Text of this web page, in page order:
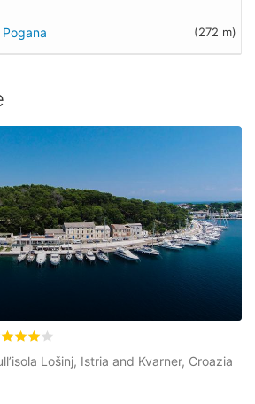
(272 m)
4
Lošinj, Istria and Kvarner, Croazia